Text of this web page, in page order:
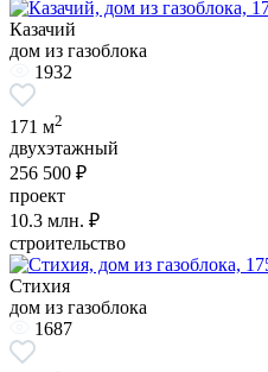
Казачий
дом из газоблока
1932
171 м2
двухэтажный
256 500 ₽
проект
10.3 млн. ₽
строительство
Стихия
дом из газоблока
1687